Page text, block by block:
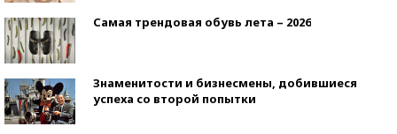
Самая трендовая обувь лета – 2026
Знаменитости и бизнесмены, добившиеся
успеха со второй попытки